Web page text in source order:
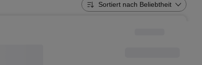
Sortiert nach Beliebtheit